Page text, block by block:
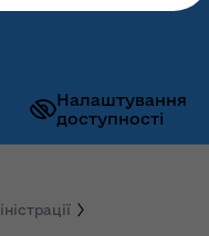
Налаштування
доступності